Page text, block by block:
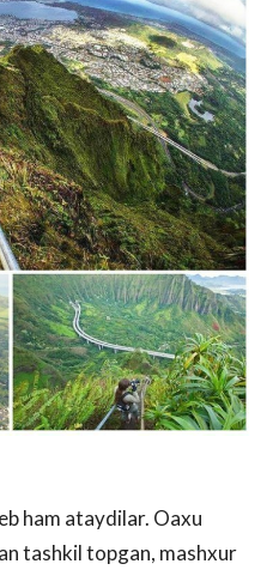
ham ataydilar. Oaxu
tashkil topgan, mashxur